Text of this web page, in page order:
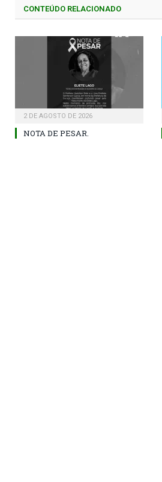
CONTEÚDO RELACIONADO
2 DE AGOSTO DE 2026
NOTA DE PESAR.